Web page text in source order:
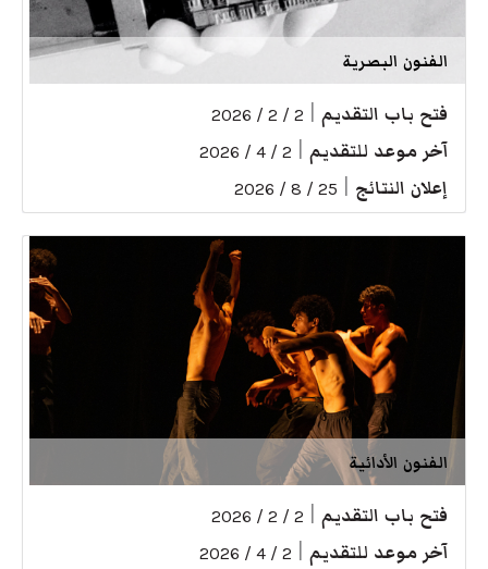
الفنون البصرية
فتح باب التقديم 2 / 2 / 2026
آخر موعد للتقديم 2 / 4 / 2026
إعلان النتائج 25 / 8 / 2026
الفنون الأدائية
فتح باب التقديم 2 / 2 / 2026
آخر موعد للتقديم 2 / 4 / 2026